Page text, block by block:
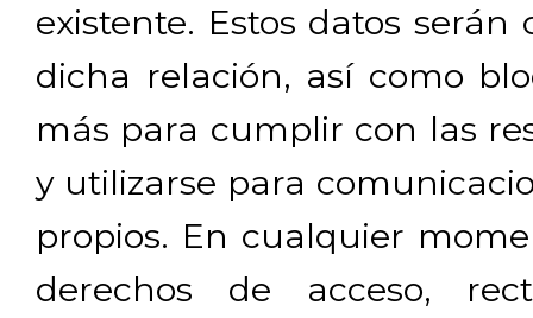
existente. Estos datos
dicha relación, así como
más para cumplir con las
y utilizarse para
propios. En cualquier
derechos de acceso,